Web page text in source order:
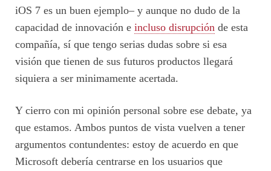
iOS 7 es un buen ejemplo– y aunque no dudo de la
capacidad de innovación e incluso disrupción de esta
compañía, sí que tengo serias dudas sobre si esa
visión que tienen de sus futuros productos llegará
siquiera a ser minimamente acertada.
Y cierro con mi opinión personal sobre ese debate, ya
que estamos. Ambos puntos de vista vuelven a tener
argumentos contundentes: estoy de acuerdo en que
Microsoft debería centrarse en los usuarios que